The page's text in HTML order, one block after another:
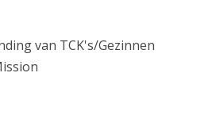
van TCK's/Gezinnen